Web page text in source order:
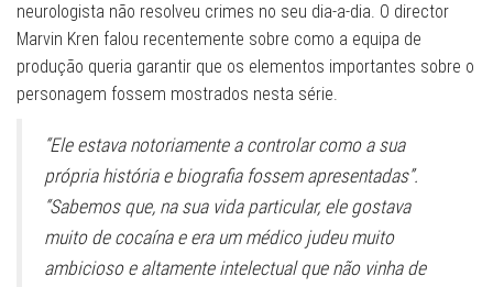
neurologista não resolveu crimes no seu dia-a-dia. O director
Marvin Kren falou recentemente sobre como a equipa de
produção queria garantir que os elementos importantes sobre o
personagem fossem mostrados nesta série.
“Ele estava notoriamente a controlar como a sua
própria história e biografia fossem apresentadas”.
“Sabemos que, na sua vida particular, ele gostava
muito de cocaína e era um médico judeu muito
ambicioso e altamente intelectual que não vinha de